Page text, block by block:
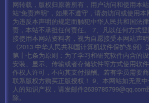
网转载，版权归原著所有，用户访问和使用本
站“免责声明”，如果不遵守，请勿访问或使用
为违反本声明的规定而触犯中华人民共和国法
责，本站不承担任何责任。 7、凡以任何方式
接使用本网站资料者，视为自愿接受本网站声
《2013 中华人民共和国计算机软件保护条例》
第十七条为原则：为了学习和研究软件内含的
安装、显示、传输或者存储软件等方式使用软
作权人许可，不向其支付报酬。若有学员需要
联系版权方购买正版授权！ 9、本网站如无意
人的知识产权，请发邮件2639785799@qq.com
除。